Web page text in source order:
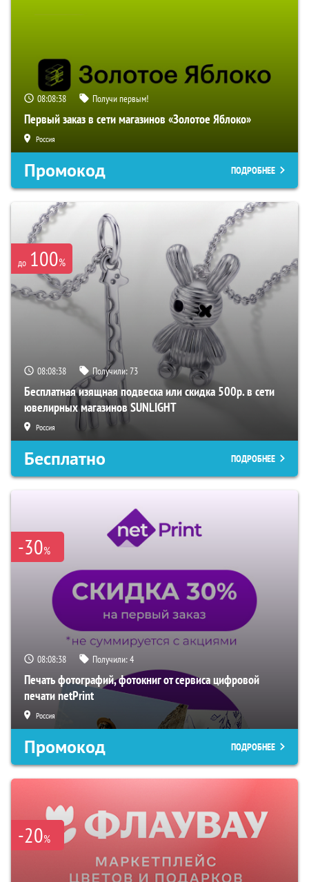
08:08:37 Получи первым!
Первый заказ в сети магазинов «Золотое Яблоко»
Россия
Промокод ПОДРОБНЕЕ
до 100%
08:08:37 Получили:73
Бесплатная изящная подвеска или скидка 500р. в сети
ювелирных магазинов SUNLIGHT
Россия
Бесплатно ПОДРОБНЕЕ
-30%
08:08:37 Получили:4
Печать фотографий, фотокниг от сервиса цифровой
печати netPrint
Россия
Промокод ПОДРОБНЕЕ
-20%